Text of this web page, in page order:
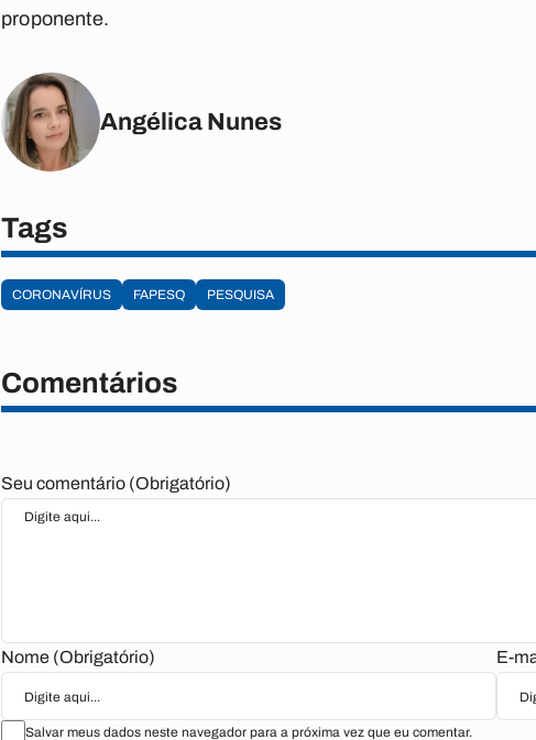
proponente.
Angélica Nunes
Tags
CORONAVÍRUS FAPESQ PESQUISA
Comentários
Seu comentário (Obrigatório)
Nome (Obrigatório) E-
Salvar meus dados neste navegador para a próxima vez que eu comentar.